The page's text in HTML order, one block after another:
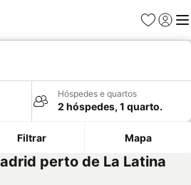
Favoritos
Iniciar
Hóspedes e quartos
2 hóspedes, 1 quarto.
Filtrar Mapa
perto de La Latina